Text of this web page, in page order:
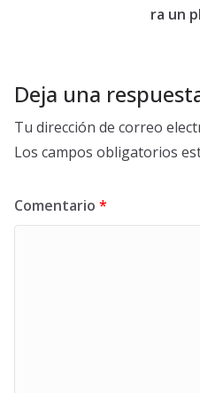
ra un
Deja una
Tu dirección de correo
Los campos obligatorios
Comentario *